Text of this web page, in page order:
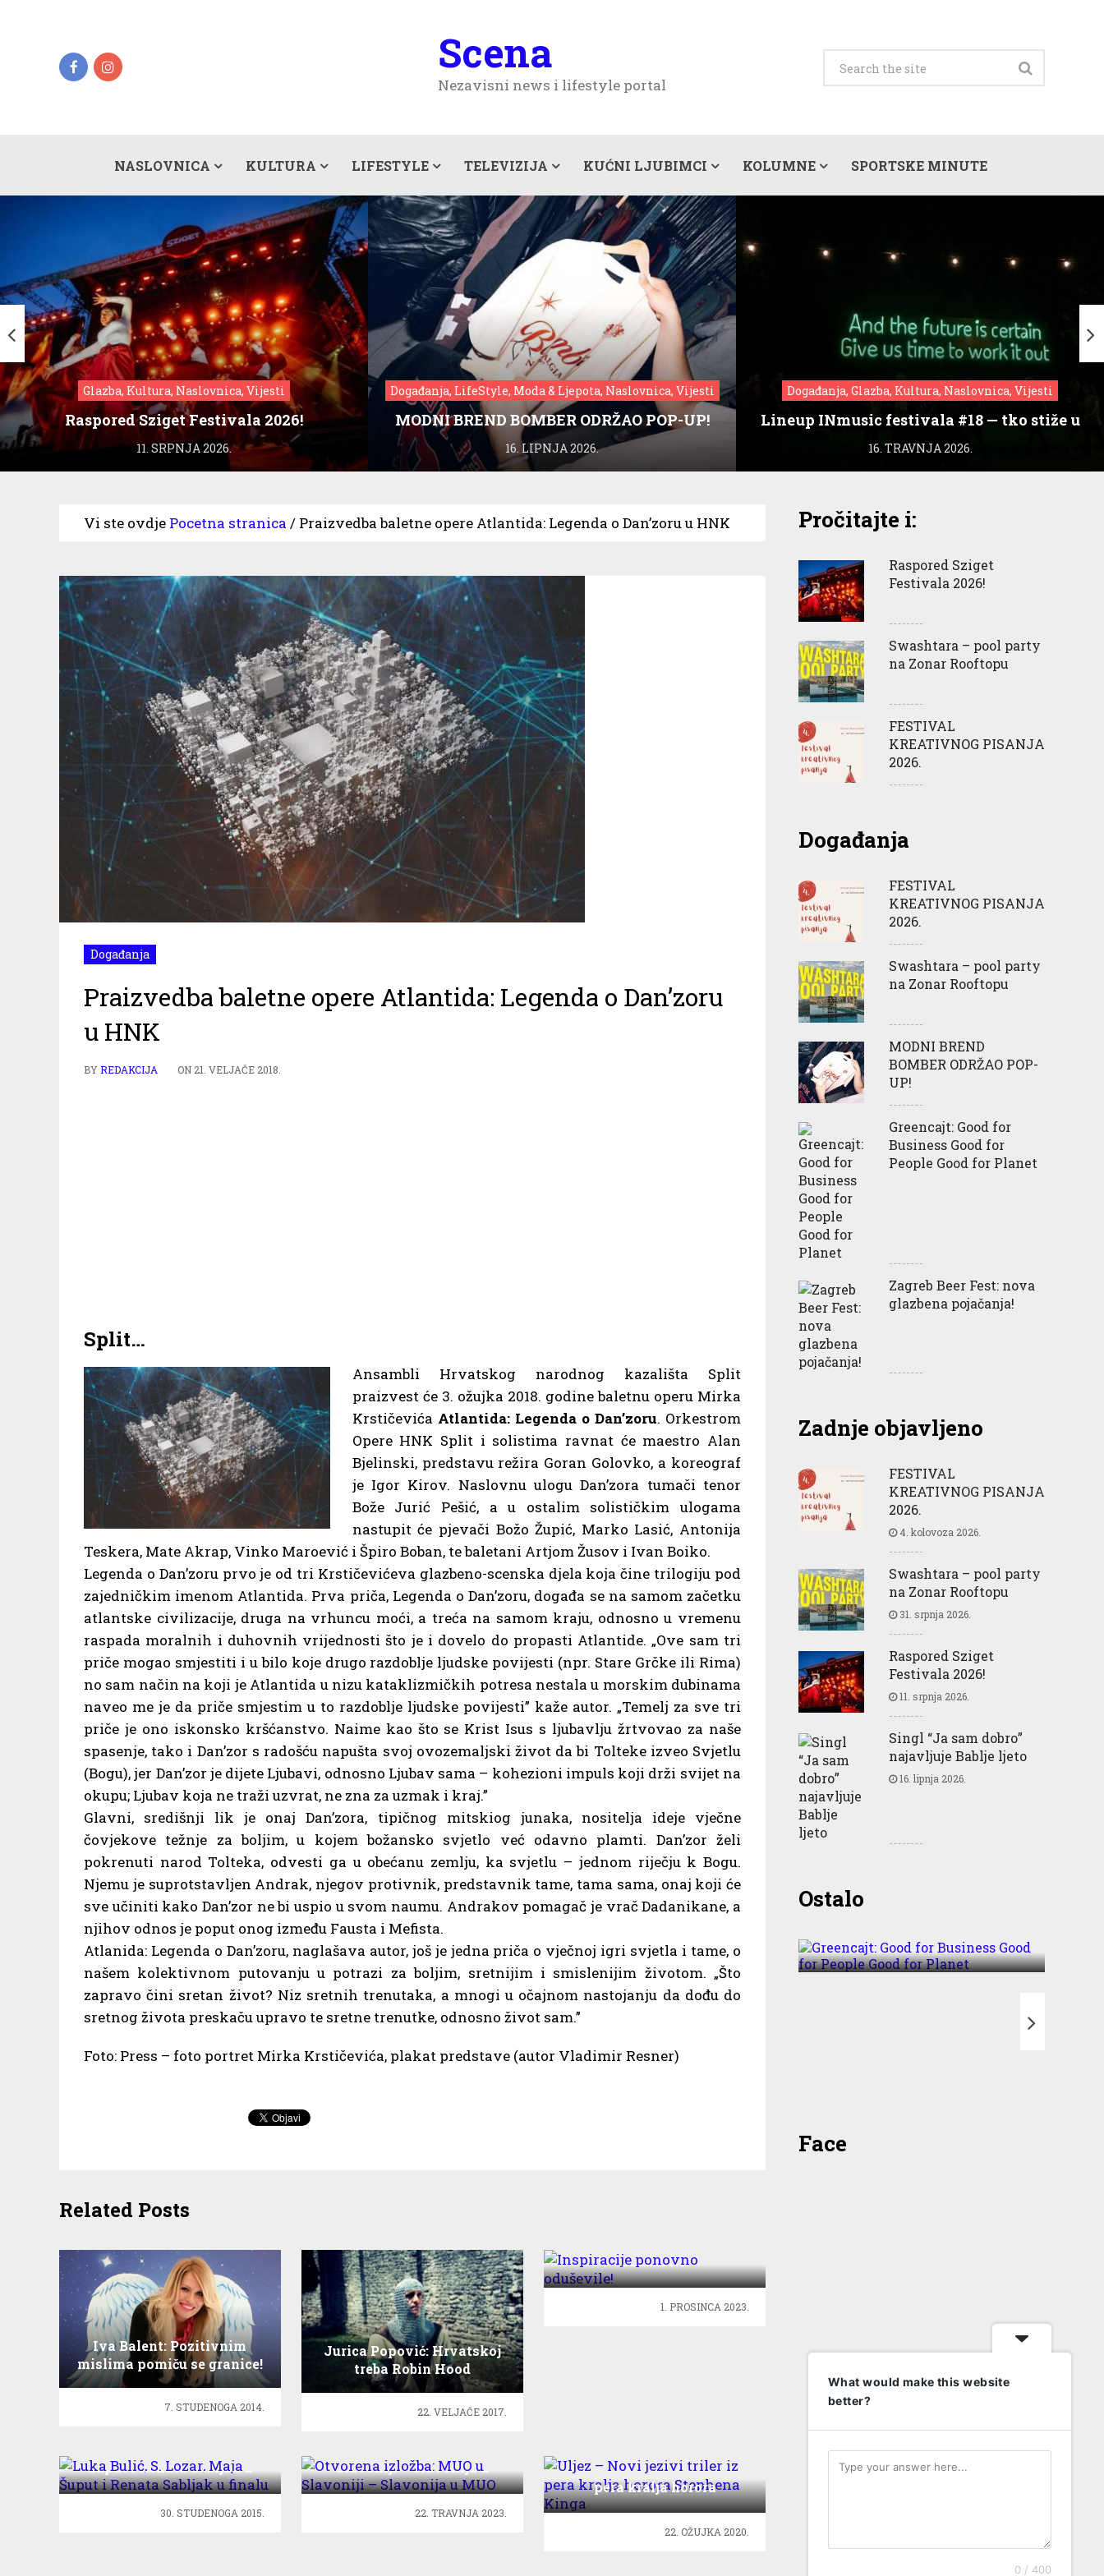
Scena
Nezavisni news i lifestyle portal
NASLOVNICA KULTURA LIFESTYLE TELEVIZIJA KUĆNI LJUBIMCI KOLUMNE SPORTSKE MINUTE
Glazba, Kultura, Naslovnica, Vijesti
Raspored Sziget Festivala 2026!
11. SRPNJA 2026.
Događanja, LifeStyle, Moda & Ljepota, Naslovnica, Vijesti
MODNI BREND BOMBER ODRŽAO POP-UP!
16. LIPNJA 2026.
Događanja, Glazba, Kultura, Naslovnica, Vijesti
Lineup INmusic festivala #18 — tko stiže u
Zagreb?
16. TRAVNJA 2026.
Vi ste ovdje Pocetna stranica / Praizvedba baletne opere Atlantida: Legenda o Dan’zoru u HNK
Događanja
Praizvedba baletne opere Atlantida: Legenda o Dan’zoru
u HNK
BYREDAKCIJA ON 21. VELJAČE 2018.
Split…
Ansambli Hrvatskog narodnog kazališta Split
praizvest će 3. ožujka 2018. godine baletnu operu Mirka
Krstičevića Atlantida: Legenda o Dan’zoru. Orkestrom
Opere HNK Split i solistima ravnat će maestro Alan
Bjelinski, predstavu režira Goran Golovko, a koreograf
je Igor Kirov. Naslovnu ulogu Dan’zora tumači tenor
Bože Jurić Pešić, a u ostalim solističkim ulogama
nastupit će pjevači Božo Župić, Marko Lasić, Antonija
Teskera, Mate Akrap, Vinko Maroević i Špiro Boban, te baletani Artjom Žusov i Ivan Boiko.
Legenda o Dan’zoru prvo je od tri Krstičevićeva glazbeno-scenska djela koja čine trilogiju pod
zajedničkim imenom Atlantida. Prva priča, Legenda o Dan’zoru, događa se na samom začetku
atlantske civilizacije, druga na vrhuncu moći, a treća na samom kraju, odnosno u vremenu
raspada moralnih i duhovnih vrijednosti što je i dovelo do propasti Atlantide. „Ove sam tri
priče mogao smjestiti i u bilo koje drugo razdoblje ljudske povijesti (npr. Stare Grčke ili Rima)
no sam način na koji je Atlantida u nizu kataklizmičkih potresa nestala u morskim dubinama
naveo me je da priče smjestim u to razdoblje ljudske povijesti” kaže autor. „Temelj za sve tri
priče je ono iskonsko kršćanstvo. Naime kao što se Krist Isus s ljubavlju žrtvovao za naše
spasenje, tako i Dan’zor s radošću napušta svoj ovozemaljski život da bi Tolteke izveo Svjetlu
(Bogu), jer Dan’zor je dijete Ljubavi, odnosno Ljubav sama – kohezioni impuls koji drži svijet na
okupu; Ljubav koja ne traži uzvrat, ne zna za uzmak i kraj.”
Glavni, središnji lik je onaj Dan’zora, tipičnog mitskiog junaka, nositelja ideje vječne
čovjekove težnje za boljim, u kojem božansko svjetlo već odavno plamti. Dan’zor želi
pokrenuti narod Tolteka, odvesti ga u obećanu zemlju, ka svjetlu – jednom riječju k Bogu.
Njemu je suprotstavljen Andrak, njegov protivnik, predstavnik tame, tama sama, onaj koji će
sve učiniti kako Dan’zor ne bi uspio u svom naumu. Andrakov pomagač je vrač Dadanikane, a
njihov odnos je poput onog između Fausta i Mefista.
Atlanida: Legenda o Dan’zoru, naglašava autor, još je jedna priča o vječnoj igri svjetla i tame, o
našem kolektivnom putovanju u potrazi za boljim, sretnijim i smislenijim životom. „Što
zapravo čini sretan život? Niz sretnih trenutaka, a mnogi u očajnom nastojanju da dođu do
sretnog života preskaču upravo te sretne trenutke, odnosno život sam.”
Foto: Press – foto portret Mirka Krstičevića, plakat predstave (autor Vladimir Resner)
Related Posts
Iva Balent: Pozitivnim
mislima pomiču se granice!
7. STUDENOGA 2014.
Jurica Popović: Hrvatskoj
treba Robin Hood
22. VELJAČE 2017.
oduševile!
1. PROSINCA 2023.
Šuput i Renata Sabljak u
finalu
30. STUDENOGA 2015.
Slavoniji – Slavonija u
MUO
22. TRAVNJA 2023.
Uljez – Novi jezivi triler iz
pera kralja horora
Stephena Kinga
22. OŽUJKA 2020.
Pročitajte i:
Raspored Sziget
Festivala 2026!
Swashtara – pool party
na Zonar Rooftopu
FESTIVAL
KREATIVNOG PISANJA
2026.
Događanja
FESTIVAL
KREATIVNOG PISANJA
2026.
Swashtara – pool party
na Zonar Rooftopu
MODNI BREND
BOMBER ODRŽAO POP-
UP!
Greencajt: Good for
Business Good for
People Good for Planet
Zagreb Beer Fest: nova
glazbena pojačanja!
Zadnje objavljeno
FESTIVAL
KREATIVNOG PISANJA
2026.
4. kolovoza 2026.
Swashtara – pool party
na Zonar Rooftopu
31. srpnja 2026.
Raspored Sziget
Festivala 2026!
11. srpnja 2026.
Singl “Ja sam dobro”
najavljuje Bablje ljeto
16. lipnja 2026.
OstaloGreencajt: Good for
Business Good for People
Face
What would make this website
better?
0 / 400